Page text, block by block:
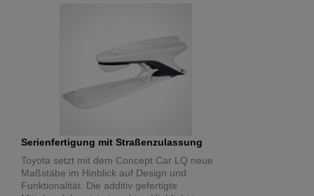
Serienfertigung mit Straßenzulassung
Toyota setzt mit dem Concept Car LQ neue
Maßstäbe im Hinblick auf Design und
Funktionalität. Die additiv gefertigte